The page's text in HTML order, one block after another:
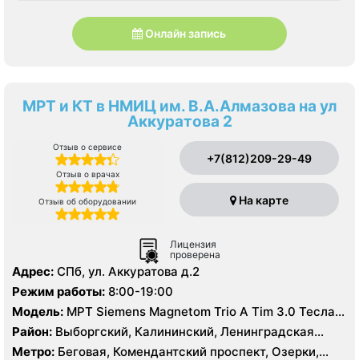
Онлайн запись
МРТ и КТ в НМИЦ им. В.А.Алмазова на ул
Аккуратова 2
Отзыв о сервисе
Отзыв о врачах
Отзыв об оборудовании
+7(812)209-29-49
На карте
Лицензия
проверена
Адрес: СПб, ул. Аккуратова д.2
Режим работы: 8:00-19:00
Модель: МРТ Siemens Magnetom Trio A Tim 3.0 Тесла,
МРТ полуоткрытого типа Siemens Espree 1.5 Тесла, КТ
Siemens Somatom Definition 128 срезов
Район: Выборгский, Калининский, Ленинградская
область, Приморский
Метро: Беговая, Комендантский проспект, Озерки,